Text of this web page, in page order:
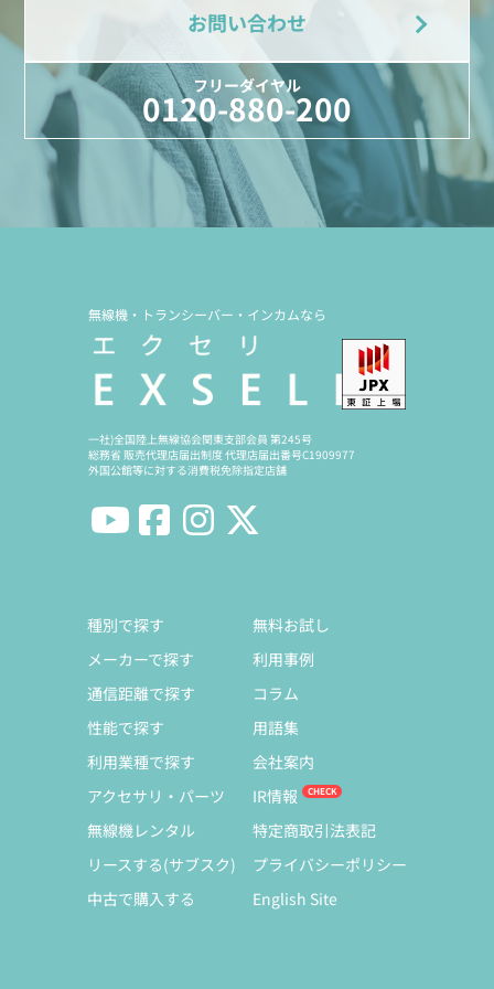
お問い合わせ
フリーダイヤル
0120-880-200
無線機・トランシーバー・インカムなら
一社)全国陸上無線協会関東支部会員 第245号
総務省 販売代理店届出制度 代理店届出番号C1909977
外国公館等に対する消費税免除指定店舗
種別で探す
メーカーで探す
通信距離で探す
性能で探す
利用業種で探す
アクセサリ・パーツ
無線機レンタル
リースする(サブスク)
中古で購入する
無料お試し
利用事例
コラム
用語集
会社案内
IR情報
特定商取引法表記
プライバシーポリシー
English Site